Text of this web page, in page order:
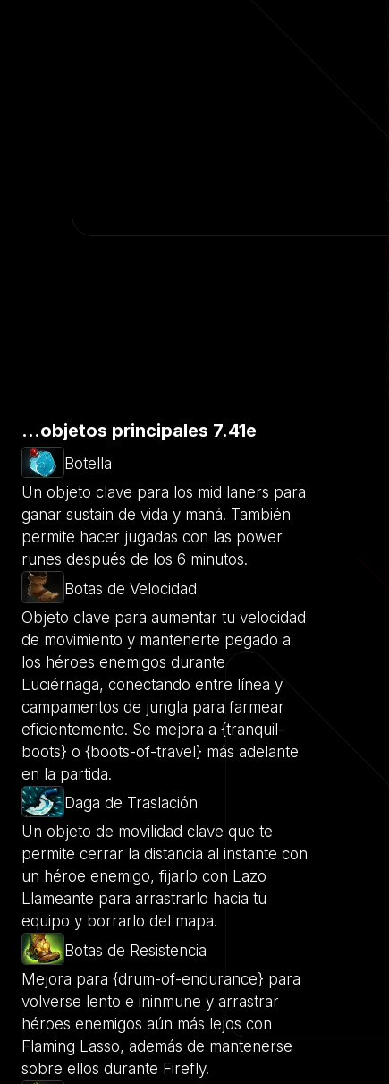
...objetos principales 7.41e
Botella
Un objeto clave para los mid laners para
ganar sustain de vida y maná. También
permite hacer jugadas con las power
runes después de los 6 minutos.
Botas de Velocidad
Objeto clave para aumentar tu velocidad
de movimiento y mantenerte pegado a
los héroes enemigos durante
Luciérnaga, conectando entre línea y
campamentos de jungla para farmear
eficientemente. Se mejora a {tranquil-
boots} o {boots-of-travel} más adelante
en la partida.
Daga de Traslación
Un objeto de movilidad clave que te
permite cerrar la distancia al instante con
un héroe enemigo, fijarlo con Lazo
Llameante para arrastrarlo hacia tu
equipo y borrarlo del mapa.
Botas de Resistencia
Mejora para {drum-of-endurance} para
volverse lento e ininmune y arrastrar
héroes enemigos aún más lejos con
Flaming Lasso, además de mantenerse
sobre ellos durante Firefly.